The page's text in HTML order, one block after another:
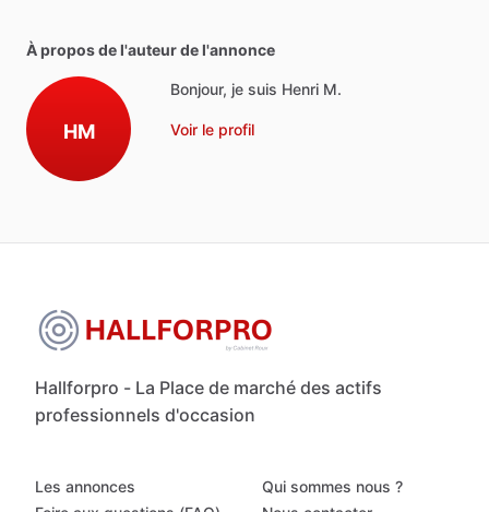
À propos de l'auteur de l'annonce
HM
Bonjour, je suis Henri M.
Voir le profil
Hallforpro - La Place de marché des actifs
professionnels d'occasion
Les annonces
Qui sommes nous ?